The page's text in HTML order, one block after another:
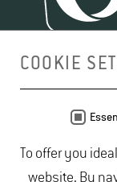
COOKIE
To offer you
website. By